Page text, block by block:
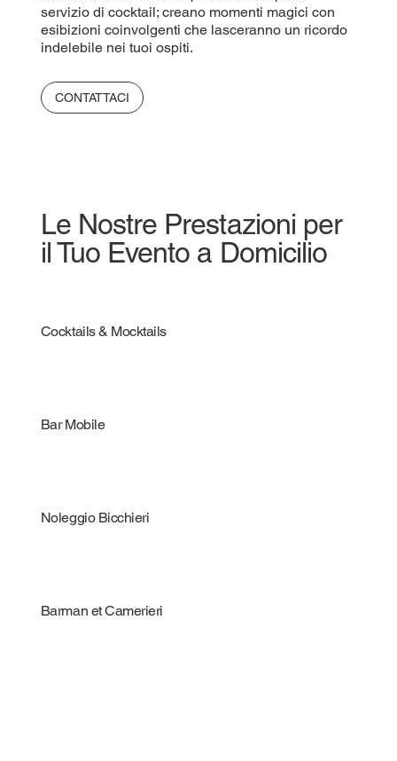
servizio di cocktail; creano momenti magici con
esibizioni coinvolgenti che lasceranno un ricordo
indelebile nei tuoi ospiti.
CONTATTACI
Le Nostre Prestazioni per
il Tuo Evento a Domicilio
Cocktails & Mocktails
Bar Mobile
Noleggio Bicchieri
Barman et Camerieri